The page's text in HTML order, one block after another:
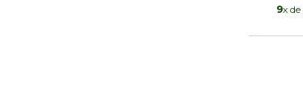
9x de